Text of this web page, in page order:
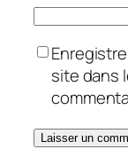
site dans